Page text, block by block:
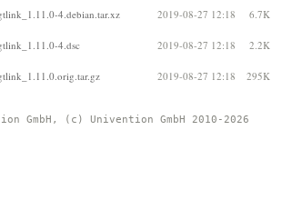
4.debian.tar.xz 2019-08-27 12:18 6.7K
4.dsc 2019-08-27 12:18 2.2K
2019-08-27 12:18 295K
GmbH, (c) Univention GmbH 2010-2026